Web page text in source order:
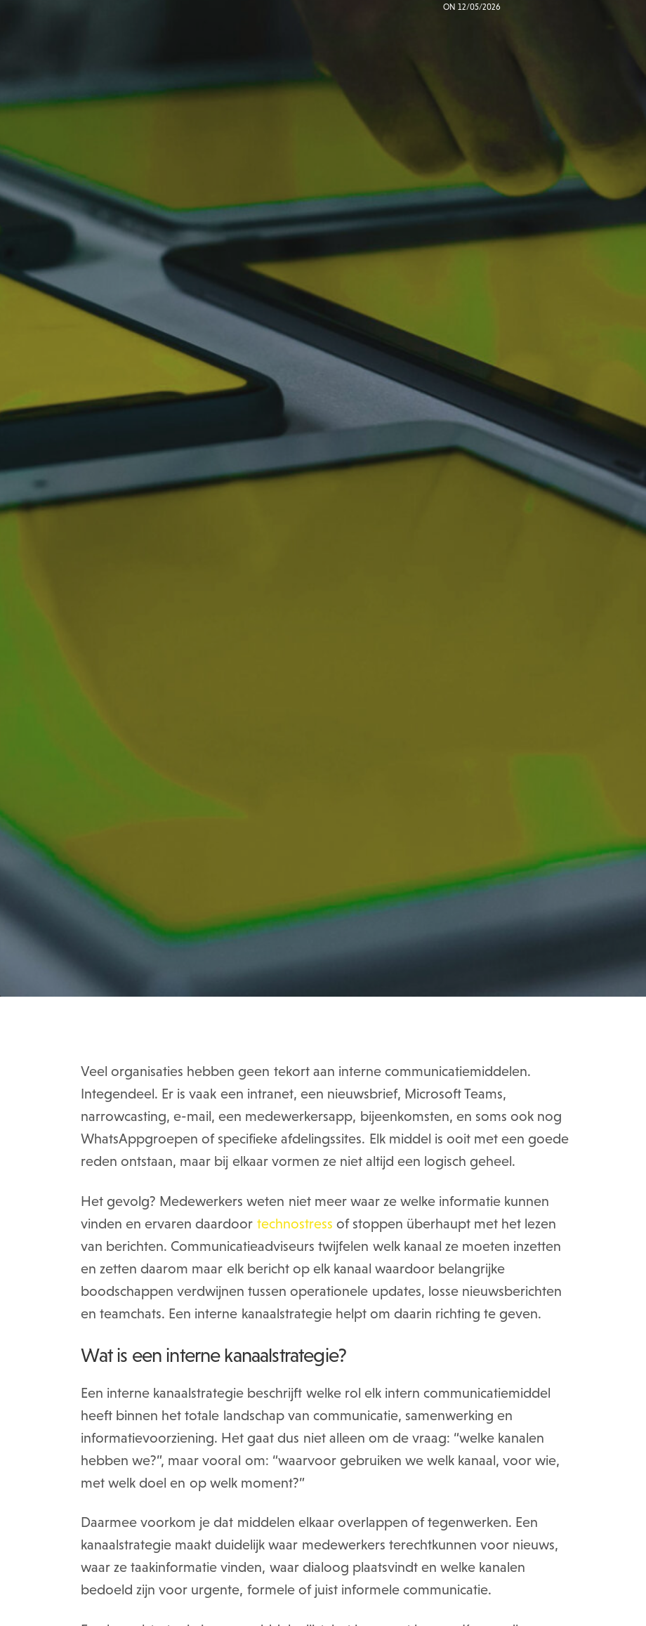
ON 12/05/2026
Veel organisaties hebben geen tekort aan interne communicatiemiddelen.
Integendeel. Er is vaak een intranet, een nieuwsbrief, Microsoft Teams,
narrowcasting, e-mail, een medewerkersapp, bijeenkomsten, en soms ook nog
WhatsAppgroepen of specifieke afdelingssites. Elk middel is ooit met een goede
reden ontstaan, maar bij elkaar vormen ze niet altijd een logisch geheel.
Het gevolg? Medewerkers weten niet meer waar ze welke informatie kunnen
vinden en ervaren daardoor technostress of stoppen überhaupt met het lezen
van berichten. Communicatieadviseurs twijfelen welk kanaal ze moeten inzetten
en zetten daarom maar elk bericht op elk kanaal waardoor belangrijke
boodschappen verdwijnen tussen operationele updates, losse nieuwsberichten
en teamchats. Een interne kanaalstrategie helpt om daarin richting te geven.
Wat is een interne kanaalstrategie?
Een interne kanaalstrategie beschrijft welke rol elk intern communicatiemiddel
heeft binnen het totale landschap van communicatie, samenwerking en
informatievoorziening. Het gaat dus niet alleen om de vraag: “welke kanalen
hebben we?”, maar vooral om: “waarvoor gebruiken we welk kanaal, voor wie,
met welk doel en op welk moment?”
Daarmee voorkom je dat middelen elkaar overlappen of tegenwerken. Een
kanaalstrategie maakt duidelijk waar medewerkers terechtkunnen voor nieuws,
waar ze taakinformatie vinden, waar dialoog plaatsvindt en welke kanalen
bedoeld zijn voor urgente, formele of juist informele communicatie.